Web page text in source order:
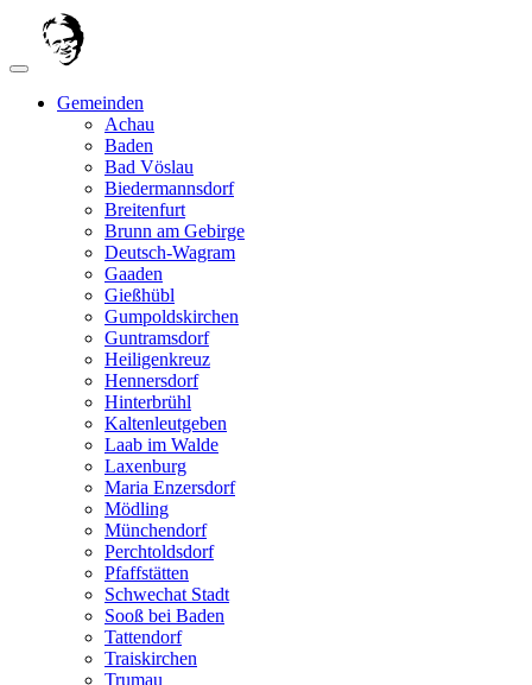
Gemeinden
Achau
Baden
Bad Vöslau
Biedermannsdorf
Breitenfurt
Brunn am Gebirge
Deutsch-Wagram
Gaaden
Gießhübl
Gumpoldskirchen
Guntramsdorf
Heiligenkreuz
Hennersdorf
Hinterbrühl
Kaltenleutgeben
Laab im Walde
Laxenburg
Maria Enzersdorf
Mödling
Münchendorf
Perchtoldsdorf
Pfaffstätten
Schwechat Stadt
Sooß bei Baden
Tattendorf
Traiskirchen
Trumau